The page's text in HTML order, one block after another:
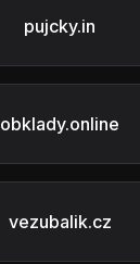
pujcky.in
obklady.online
vezubalik.cz